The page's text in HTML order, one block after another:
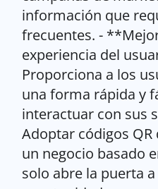
información que
frecuentes. -
experiencia del
Proporciona a los
una forma rápida y
interactuar con sus
Adoptar códigos
un negocio basado
solo abre la puerta